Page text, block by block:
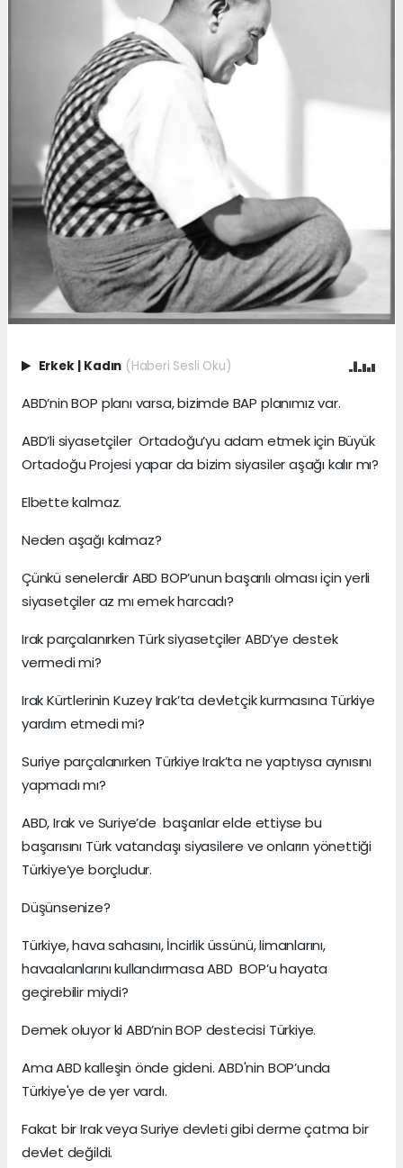
Erkek | Kadın (Haberi Sesli Oku)
ABD’nin BOP planı varsa, bizimde BAP planımız var.
ABD’li siyasetçiler Ortadoğu’yu adam etmek için Büyük
Ortadoğu Projesi yapar da bizim siyasiler aşağı kalır mı?
Elbette kalmaz.
Neden aşağı kalmaz?
Çünkü senelerdir ABD BOP’unun başarılı olması için yerli
siyasetçiler az mı emek harcadı?
Irak parçalanırken Türk siyasetçiler ABD’ye destek
vermedi mi?
Irak Kürtlerinin Kuzey Irak’ta devletçik kurmasına Türkiye
yardım etmedi mi?
Suriye parçalanırken Türkiye Irak’ta ne yaptıysa aynısını
yapmadı mı?
ABD, Irak ve Suriye’de başarılar elde ettiyse bu
başarısını Türk vatandaşı siyasilere ve onların yönettiği
Türkiye’ye borçludur.
Düşünsenize?
Türkiye, hava sahasını, İncirlik üssünü, limanlarını,
havaalanlarını kullandırmasa ABD BOP’u hayata
geçirebilir miydi?
Demek oluyor ki ABD’nin BOP destecisi Türkiye.
Ama ABD kalleşin önde gideni. ABD'nin BOP’unda
Türkiye'ye de yer vardı.
Fakat bir Irak veya Suriye devleti gibi derme çatma bir
devlet değildi.